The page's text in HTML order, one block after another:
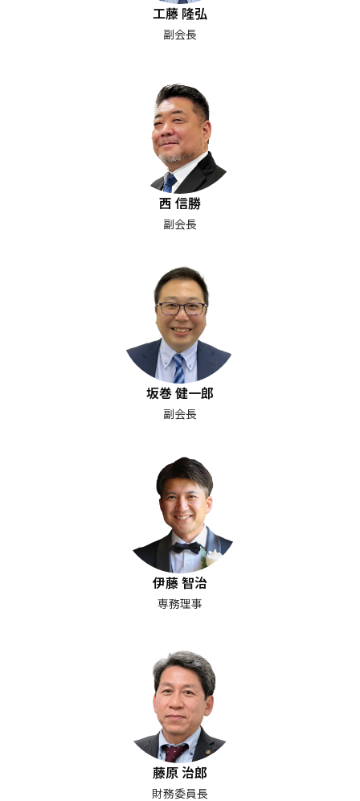
工藤 隆弘
副会長
西 信勝
副会長
坂巻 健一郎
副会長
伊藤 智治
専務理事
藤原 治郎
財務委員長